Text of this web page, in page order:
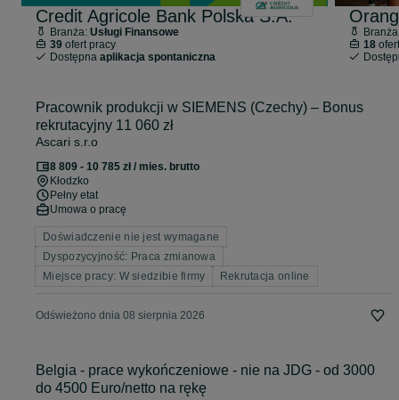
Credit Agricole Bank Polska S.A.
Branża: Usługi Finansowe
39ofert pracy
Dostępna aplikacja spontaniczna
18
Pracownik produkcji w SIEMENS (Czechy) – Bonus
rekrutacyjny 11 060 zł
Ascari s.r.o
8 809 - 10 785 zł / mies. brutto
Kłodzko
Pełny etat
Umowa o pracę
Doświadczenie nie jest wymagane
Dyspozycyjność: Praca zmianowa
Miejsce pracy: W siedzibie firmy
Rekrutacja online
Odświeżono dnia 08 sierpnia 2026
Belgia - prace wykończeniowe - nie na JDG - od 3000
do 4500 Euro/netto na rękę